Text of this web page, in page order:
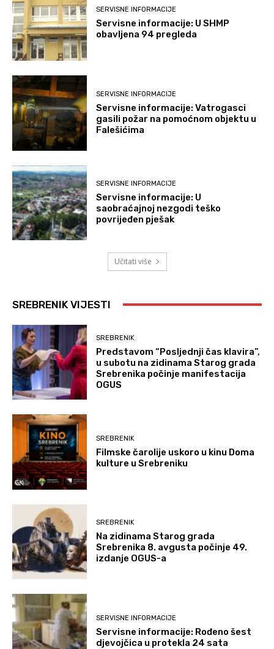
SERVISNE INFORMACIJE
Servisne informacije: U SHMP
obavljena 94 pregleda
SERVISNE INFORMACIJE
Servisne informacije: Vatrogasci
gasili požar na pomoćnom objektu u
Falešićima
SERVISNE INFORMACIJE
Servisne informacije: U
saobraćajnoj nezgodi teško
povrijeđen pješak
Učitati više
SREBRENIK VIJESTI
SREBRENIK
Predstavom “Posljednji čas klavira”,
u subotu na zidinama Starog grada
Srebrenika počinje manifestacija
OGUS
SREBRENIK
Filmske čarolije uskoro u kinu Doma
kulture u Srebreniku
SREBRENIK
Na zidinama Starog grada
Srebrenika 8. avgusta počinje 49.
izdanje OGUS-a
SERVISNE INFORMACIJE
Servisne informacije: Rođeno šest
djevojčica u protekla 24 sata